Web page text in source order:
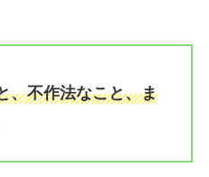
、不作法なこと、ま